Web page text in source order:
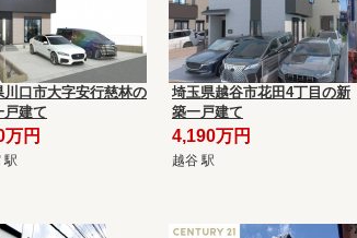
川口市大字安行慈林の
戸建て
万円
駅
埼玉県越谷市花田4丁目の新
築一戸建て
4,190万円
越谷 駅